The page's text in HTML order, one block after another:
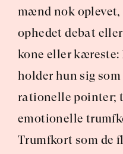
mænd nok
ophedet debat
kone eller kæreste:
holder hun sig
rationelle pointer;
emotionelle
Trumfkort som de